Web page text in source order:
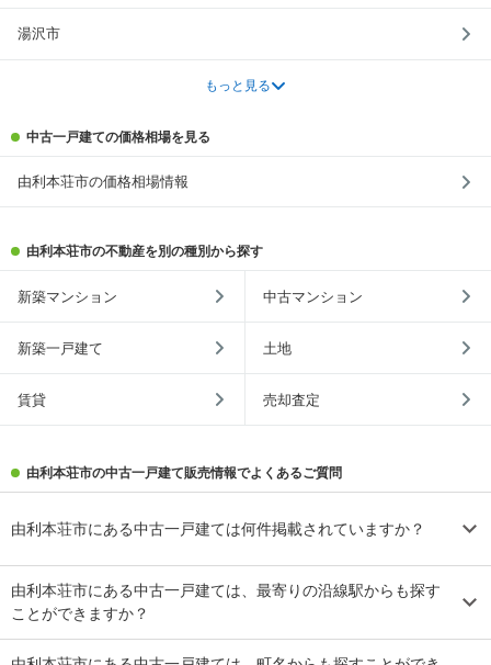
湯沢市
もっと見る
中古一戸建ての価格相場を見る
由利本荘市の価格相場情報
由利本荘市の不動産を別の種別から探す
新築マンション 中古マンション
新築一戸建て 土地
賃貸 売却査定
由利本荘市の中古一戸建て販売情報でよくあるご質問
由利本荘市にある中古一戸建ては何件掲載されていますか？
由利本荘市にある中古一戸建ては、最寄りの沿線駅からも探す
ことができますか？